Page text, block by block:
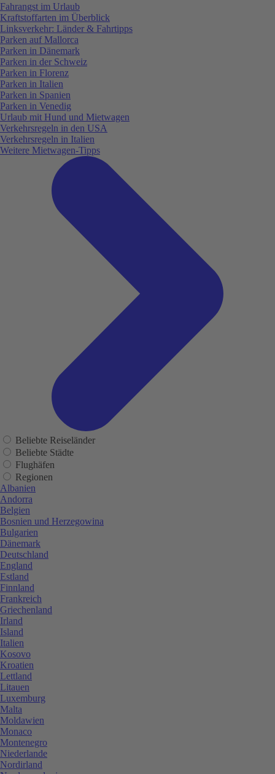
Fahrangst im Urlaub
Kraftstoffarten im Überblick
Linksverkehr: Länder & Fahrtipps
Parken auf Mallorca
Parken in Dänemark
Parken in der Schweiz
Parken in Florenz
Parken in Italien
Parken in Spanien
Parken in Venedig
Urlaub mit Hund und Mietwagen
Verkehrsregeln in den USA
Verkehrsregeln in Italien
Weitere Mietwagen-Tipps
Beliebte Reiseländer
Beliebte Städte
Flughäfen
Regionen
Albanien
Andorra
Belgien
Bosnien und Herzegowina
Bulgarien
Dänemark
Deutschland
England
Estland
Finnland
Frankreich
Griechenland
Irland
Island
Italien
Kosovo
Kroatien
Lettland
Litauen
Luxemburg
Malta
Moldawien
Monaco
Montenegro
Niederlande
Nordirland